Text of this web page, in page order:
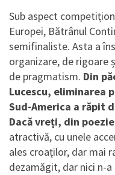
Sub aspect
Europei, Bătrânul
semifinaliste. Asta a
organizare, de rigoare
de pragmatism. Din
Lucescu, eliminarea
Sud-America a răpit
Dacă vreți, din
atractivă, cu unele
ales croaților, dar mai
dezamăgit, dar nici n-a